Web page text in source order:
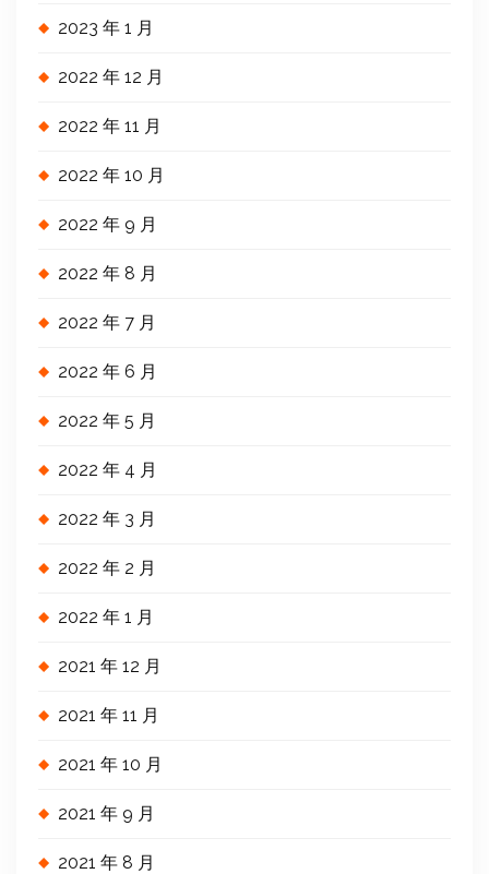
2023 年 1 月
2022 年 12 月
2022 年 11 月
2022 年 10 月
2022 年 9 月
2022 年 8 月
2022 年 7 月
2022 年 6 月
2022 年 5 月
2022 年 4 月
2022 年 3 月
2022 年 2 月
2022 年 1 月
2021 年 12 月
2021 年 11 月
2021 年 10 月
2021 年 9 月
2021 年 8 月